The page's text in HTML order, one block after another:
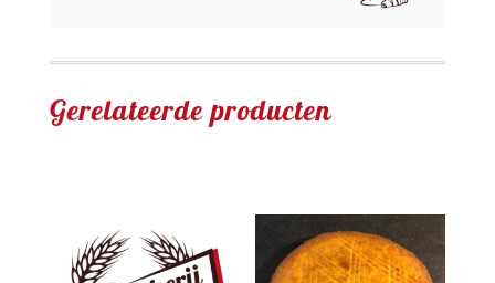
Gerelateerde producten